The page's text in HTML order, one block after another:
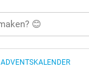
ADVENTSKALENDER